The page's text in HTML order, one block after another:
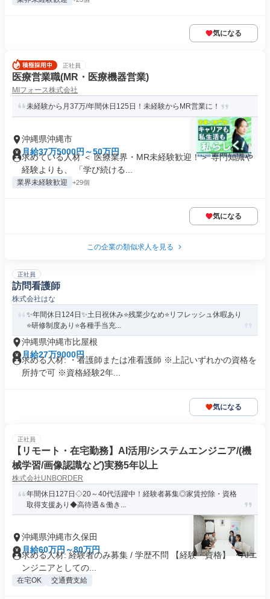
気になる
正社員
医療営業職(MR・医療機器営業)
MIフォース株式会社
未経験から月37万/年間休日125日！未経験からMR営業に！
沖縄県沖縄市
月給37万5000円～50万円
求めている人材 ＜ 医療業界・MR未経験歓迎！＞ 専門知識や
経験よりも、 「学び続ける...
業界未経験歓迎 +29個
気になる
この企業の類似求人を見る
正社員
訪問看護師
株式会社はな
✨年間休日124日✨土日祝休み⭐残業少なめ⭐リフレッシュ休暇あり
⭐研修制度あり⭐各種手当充...
沖縄県沖縄市比屋根
月給27万9000円
求める人材: ・看護師または准看護師 ※上記いずれかの資格を
所持で可 ※資格経験2年...
気になる
正社員
【リモート・在宅勤務】AI活用/システムエンジニア/(機
械学習/画像認識など)実務5年以上
株式会社UNBORDER
年間休日127日◇20～40代活躍中！経験者募集◎家賃控除・資格
取得支援あり◆高待遇＆働き...
沖縄県沖縄市久保田
月給60万円～80万円
求める人材: 経験者のみ募集 / 学歴不問 【経験・資格】 ・AIエ
ンジニアとしての...
在宅OK 交通費支給